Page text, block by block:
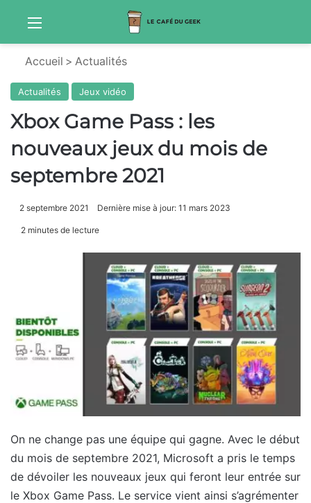
Menu
Accueil > Actualités
Actualités Jeux vidéo
Xbox Game Pass : les
nouveaux jeux du mois de
septembre 2021
2 septembre 2021 Dernière mise à jour: 11 mars 2023
2 minutes de lecture
On ne change pas une équipe qui gagne. Avec le début
du mois de septembre 2021, Microsoft a pris le temps
de dévoiler les nouveaux jeux qui feront leur entrée sur
le Xbox Game Pass. Le service vient ainsi s’agrémenter